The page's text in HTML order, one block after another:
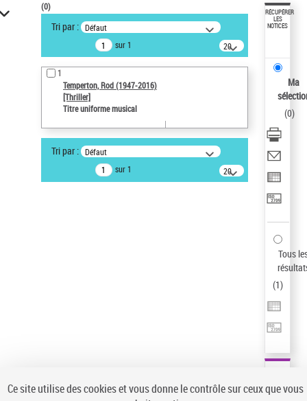
VOTRE RECHERCHE
Recherche avancée dans les
notices d’autorité
Œuvres liées à l'auteur :
Temperton, Rod (1947-2016)
Auteur d’œuvre
ne s'applique pas
Type de notice d'autorité
(0)
Tri par : Défaut
sur 1
20
résultats/page
1
Temperton, Rod (1947-2016)
[Thriller]
Titre uniforme musical
Tri par : Défaut
sur 1
20
résultats/page
RÉCUPÉRER
LES
NOTICES
Ma
(0)
Tous
(1)
Ce site utilise des cookies et vous donne le contrôle sur ceux que vous